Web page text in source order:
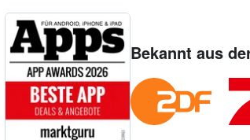
Bekannt aus